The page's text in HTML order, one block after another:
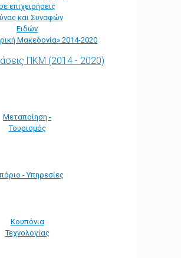
επιχειρήσεις
και Συναφών
Ειδών
Μακεδονία» 2014-2020
ΠΚΜ (2014 - 2020)
Μεταποίηση -
Τουρισμός
- Υπηρεσίες
Κουπόνια
Τεχνολογίας